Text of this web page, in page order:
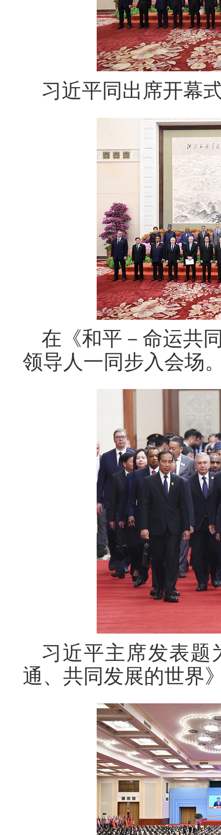
习近平同出席开幕
在《和平－命运共
领导人一同步入会场
习近平主席发表题
通、共同发展的世界